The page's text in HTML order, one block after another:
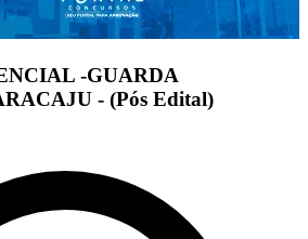
-GUARDA
- (Pós Edital)